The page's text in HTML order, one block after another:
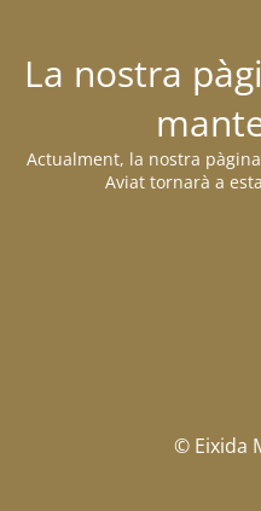
La nostra
Actualment, la nostra
Aviat tornarà a
© Eixida